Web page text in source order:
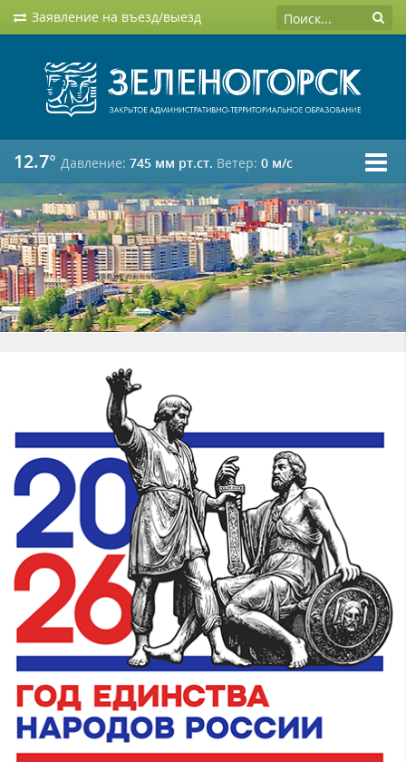
Заявление на въезд/выезд
12.7° Давление: 745 мм рт.ст. Ветер: 0 м/c